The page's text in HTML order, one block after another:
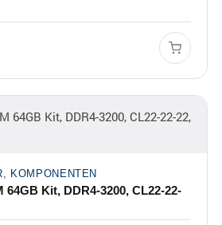
KOMPONENTEN
Kit, DDR4-3200, CL22-22-